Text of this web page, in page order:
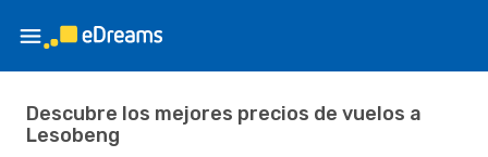
Descubre los mejores precios de vuelos a
Lesobeng